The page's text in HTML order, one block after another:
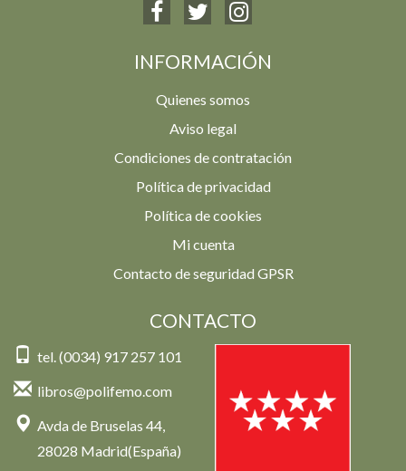
INFORMACIÓN
Quienes somos
Aviso legal
Condiciones de contratación
Política de privacidad
Política de cookies
Mi cuenta
Contacto de seguridad GPSR
CONTACTO
tel. (0034) 917 257 101
libros@polifemo.com
Avda de Bruselas 44,
28028 Madrid(España)